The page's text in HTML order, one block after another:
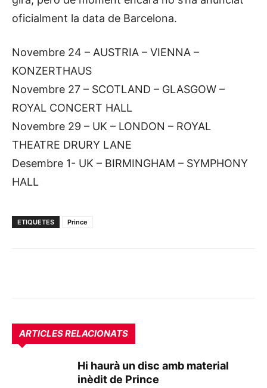
oficialment la data de Barcelona.
Novembre 24 – AUSTRIA – VIENNA –
KONZERTHAUS
Novembre 27 – SCOTLAND – GLASGOW –
ROYAL CONCERT HALL
Novembre 29 – UK – LONDON – ROYAL
THEATRE DRURY LANE
Desembre 1- UK – BIRMINGHAM – SYMPHONY
HALL
ETIQUETES Prince
ARTICLES RELACIONATS
Hi haurà un disc amb material
inèdit de Prince